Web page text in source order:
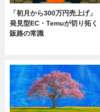
「初月から300万円売上げ」
発見型EC・Temuが切り拓く
販路の常識